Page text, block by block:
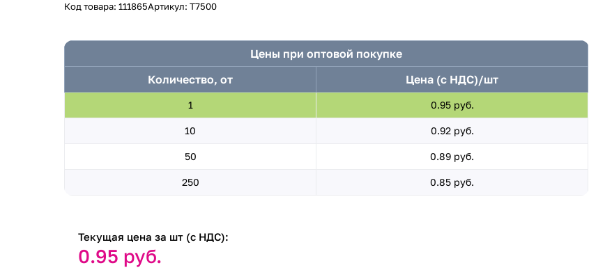
Код товара:111865Артикул:Т7500
Цены при оптовой покупке
Количество, от
Цена (с НДС)/шт
1 0.95 руб.
10 0.92 руб.
50 0.89 руб.
250 0.85 руб.
Текущая цена за шт (с НДС):
0.95 руб.